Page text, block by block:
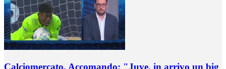
Calciomercato, Accomando: "Juve, in arrivo un big